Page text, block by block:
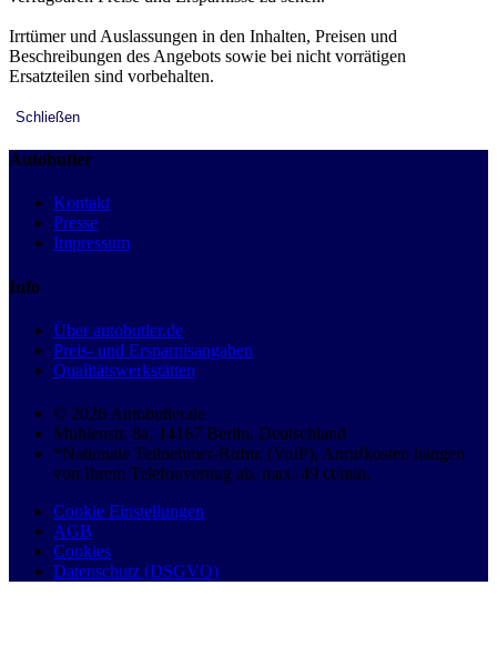
Irrtümer und Auslassungen in den Inhalten, Preisen und
Beschreibungen des Angebots sowie bei nicht vorrätigen
Ersatzteilen sind vorbehalten.
Schließen
Autobutler
Kontakt
Presse
Impressum
Info
Über autobutler.de
Preis- und Ersparnisangaben
Qualitätswerkstätten
© 2026 Autobutler.de
Mühlenstr. 8a, 14167 Berlin, Deutschland
*Nationale Teilnehmer-Rufnr. (VoIP), Anrufkosten hängen
von Ihrem Telefonvertrag ab, max. 49 ct/min.
Cookie Einstellungen
AGB
Cookies
Datenschutz (DSGVO)